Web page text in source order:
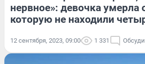
нервное»: девочка умерла
которую не находили
12 сентября, 2023, 09:00 1 331